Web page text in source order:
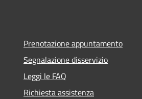
Prenotazione appuntamento
Segnalazione disservizio
Leggi le FAQ
Richiesta assistenza